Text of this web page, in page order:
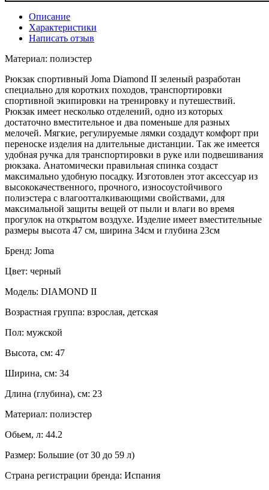
Описание
Характеристики
Написать отзыв
Материал: полиэстер
Рюкзак спортивный Joma Diamond II зеленый разработан
специально для коротких походов, транспортировки
спортивной экипировки на тренировку и путешествий.
Рюкзак имеет несколько отделений, одно из которых
достаточно вместительное и два поменьше для разных
мелочей. Мягкие, регулируемые лямки создадут комфорт при
переноске изделия на длительные дистанции. Так же имеется
удобная ручка для транспортировки в руке или подвешивания
рюкзака. Анатомически правильная спинка создаст
максимально удобную посадку. Изготовлен этот аксессуар из
высококачественного, прочного, износоустойчивого
полиэстера с влагоотталкивающими свойствами, для
максимальной защиты вещей от пыли и влаги во время
прогулок на открытом воздухе. Изделие имеет вместительные
размеры высота 47 см, ширина 34см и глубина 23см
Бренд: Joma
Цвет: черный
Модель: DIAMOND II
Возрастная группа: взрослая, детская
Пол: мужской
Высота, см: 47
Ширина, см: 34
Длина (глубина), см: 23
Материал: полиэстер
Обьем, л: 44.2
Размер: Большие (от 30 до 59 л)
Страна регистрации бренда: Испания